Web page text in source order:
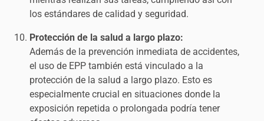
los estándares de calidad y seguridad.
Protección de la salud a largo plazo:
Además de la prevención inmediata de accidentes,
el uso de EPP también está vinculado a la
protección de la salud a largo plazo. Esto es
especialmente crucial en situaciones donde la
exposición repetida o prolongada podría tener